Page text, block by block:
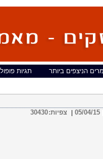
הניצפים ביותר תגיות
05/04/15 צפיות:30430